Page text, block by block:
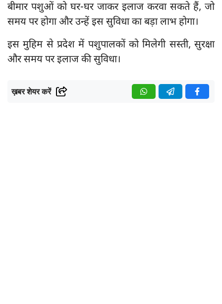
बीमार पशुओं को घर-घर जाकर इलाज करवा सकते हैं, जो
समय पर होगा और उन्हें इस सुविधा का बड़ा लाभ होगा।
इस मुहिम से प्रदेश में पशुपालकों को मिलेगी सस्ती, सुरक्षा
और समय पर इलाज की सुविधा।
ख़बर शेयर करें